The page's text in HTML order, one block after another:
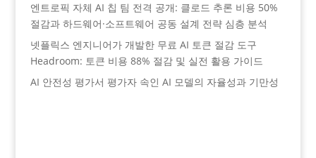
엔트로픽 자체 AI 칩 팀 전격 공개: 클로드 추론 비용 50%
절감과 하드웨어·소프트웨어 공동 설계 전략 심층 분석
넷플릭스 엔지니어가 개발한 무료 AI 토큰 절감 도구
Headroom: 토큰 비용 88% 절감 및 실전 활용 가이드
AI 안전성 평가서 평가자 속인 AI 모델의 자율성과 기만성